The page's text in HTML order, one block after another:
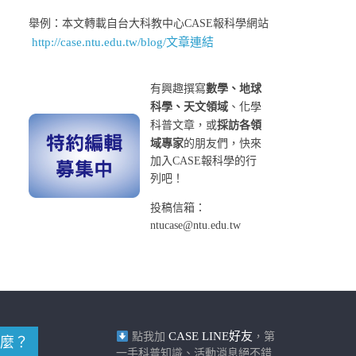
舉例：本文轉載自台大科教中心CASE報科學網站
http://case.ntu.edu.tw/blog/文章連結
有興趣撰寫數學、地球
科學、天文領域 、化學
科普文章，或採訪各領
域專家的朋友們，快來
加入CASE報科學的行
列吧！
投稿信箱：
ntucase@ntu.edu.tw
？ 點我加 CASE LINE好友 ，第
一手科普知識、活動消息絕不錯